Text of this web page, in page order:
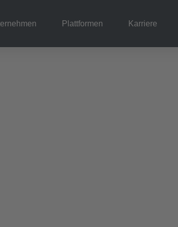
Plattformen Karriere